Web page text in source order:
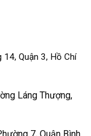
Quận 3, Hồ Chí
Láng Thượng,
7, Quận Bình